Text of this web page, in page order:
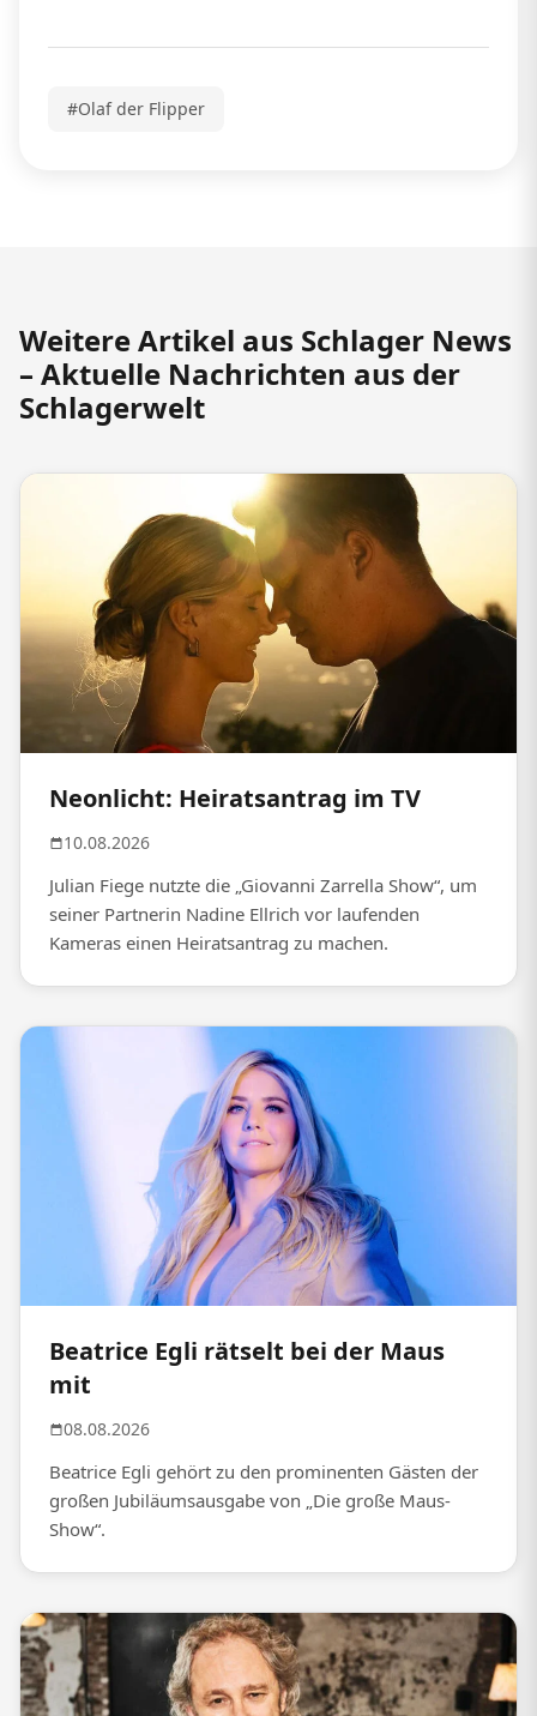
#Olaf der Flipper
Weitere Artikel aus Schlager News
– Aktuelle Nachrichten aus der
Schlagerwelt
Neonlicht: Heiratsantrag im TV
10.08.2026
Julian Fiege nutzte die „Giovanni Zarrella Show“, um
seiner Partnerin Nadine Ellrich vor laufenden
Kameras einen Heiratsantrag zu machen.
Beatrice Egli rätselt bei der Maus
mit
08.08.2026
Beatrice Egli gehört zu den prominenten Gästen der
großen Jubiläumsausgabe von „Die große Maus-
Show“.